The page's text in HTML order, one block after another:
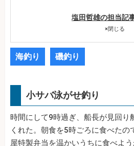
塩田哲雄の担当記
×閉じる
海釣り 磯釣り
小サバ泳がせ釣り
時間にして9時過ぎ、船長が見回り
くれた。朝食を5時ごろに食べたの
屋特製弁当を温かいうちに食べよ